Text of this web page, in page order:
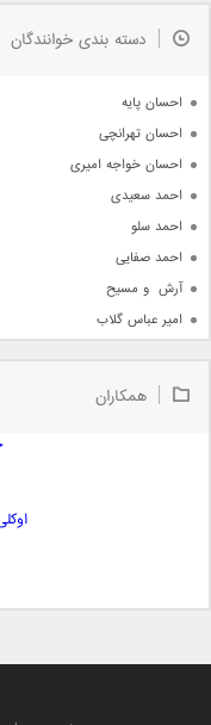
جدیدترین ها
دسته بندی خوانندگان
احسان پایه
احسان تهرانچی
احسان خواجه امیری
احمد سعیدی
احمد سلو
احمد صفایی
آرش  و مسیح
امیر عباس گلاب
امیر علی
ایمان فلاح
همکاران